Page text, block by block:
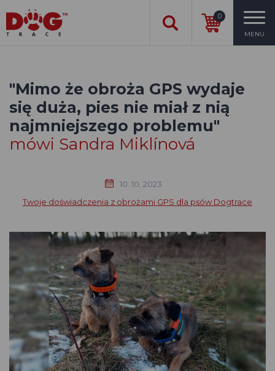
0
MENU
"Mimo że obroża GPS wydaje
się duża, pies nie miał z nią
najmniejszego problemu"
mówi Sandra Miklínová
10. 10. 2023
Twoje doświadczenia z obrożami GPS dla psów Dogtrace